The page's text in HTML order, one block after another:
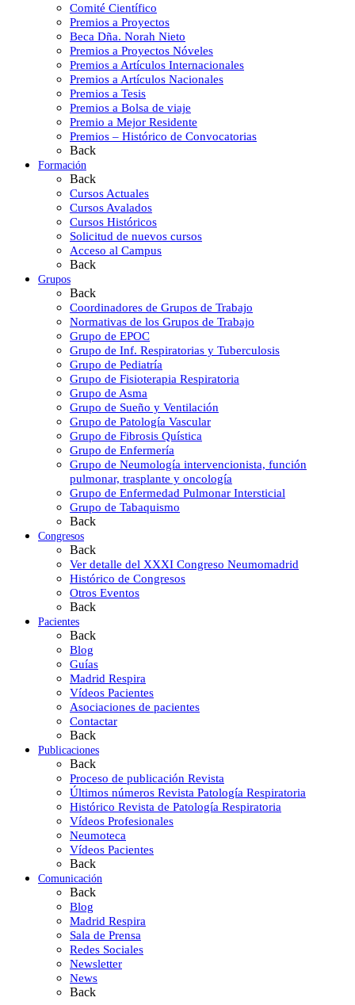
Comité Científico
Premios a Proyectos
Beca Dña. Norah Nieto
Premios a Proyectos Nóveles
Premios a Artículos Internacionales
Premios a Artículos Nacionales
Premios a Tesis
Premios a Bolsa de viaje
Premio a Mejor Residente
Premios – Histórico de Convocatorias
Back
Formación
Back
Cursos Actuales
Cursos Avalados
Cursos Históricos
Solicitud de nuevos cursos
Acceso al Campus
Back
Grupos
Back
Coordinadores de Grupos de Trabajo
Normativas de los Grupos de Trabajo
Grupo de EPOC
Grupo de Inf. Respiratorias y Tuberculosis
Grupo de Pediatría
Grupo de Fisioterapia Respiratoria
Grupo de Asma
Grupo de Sueño y Ventilación
Grupo de Patología Vascular
Grupo de Fibrosis Quística
Grupo de Enfermería
Grupo de Neumología intervencionista, función
pulmonar, trasplante y oncología
Grupo de Enfermedad Pulmonar Intersticial
Grupo de Tabaquismo
Back
Congresos
Back
Ver detalle del XXXI Congreso Neumomadrid
Histórico de Congresos
Otros Eventos
Back
Pacientes
Back
Blog
Guías
Madrid Respira
Vídeos Pacientes
Asociaciones de pacientes
Contactar
Back
Publicaciones
Back
Proceso de publicación Revista
Últimos números Revista Patología Respiratoria
Histórico Revista de Patología Respiratoria
Vídeos Profesionales
Neumoteca
Vídeos Pacientes
Back
Comunicación
Back
Blog
Madrid Respira
Sala de Prensa
Redes Sociales
Newsletter
News
Back